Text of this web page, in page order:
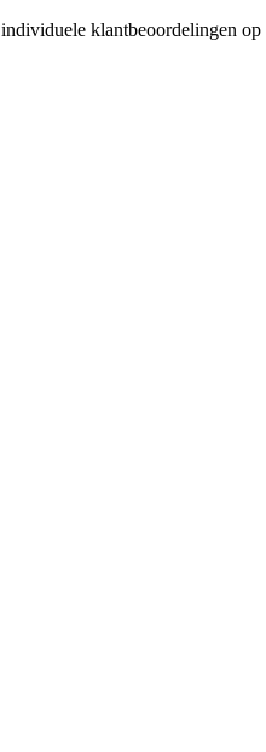
individuele klantbeoordelingen op